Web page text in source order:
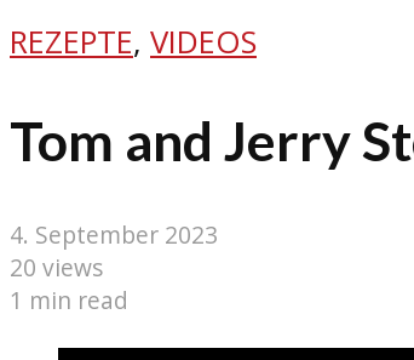
REZEPTE, VIDEOS
Tom and Jerry
4. September 2023
20 views
1 min read